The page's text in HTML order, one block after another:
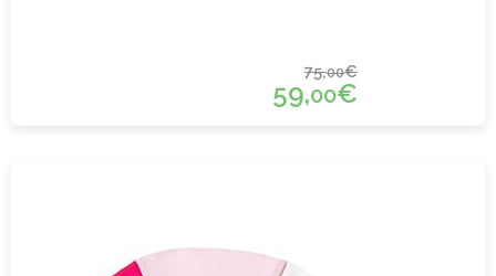
75,00€
59,00€